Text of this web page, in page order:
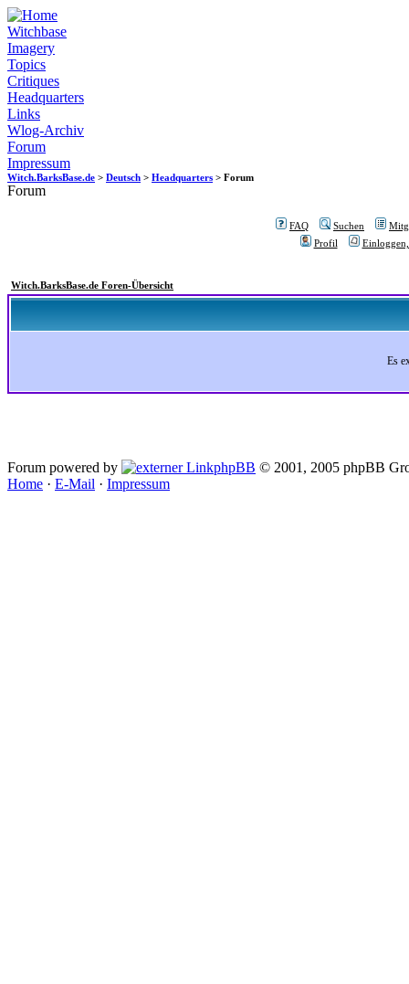
Witchbase
Imagery
Topics
Critiques
Headquarters
Links
Wlog-Archiv
Forum
Impressum
Witch.BarksBase.de > Deutsch > Headquarters > Forum
Forum
FAQ Suchen
Profil
Witch.BarksBase.de Foren-Übersicht
Es
Forum powered by phpBB © 2001, 2005 phpBB
Home · E-Mail · Impressum